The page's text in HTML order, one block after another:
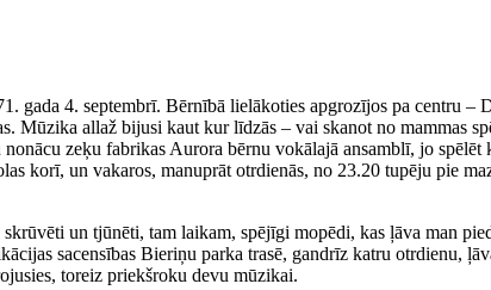
gada 4. septembrī. Bērnībā lielākoties apgrozījos pa centru
Mūzika allaž bijusi kaut kur līdzās – vai skanot no mammas
zeķu fabrikas Aurora bērnu vokālajā ansamblī, jo
korī, un vakaros, manuprāt otrdienās, no 23.20 tupēju pie
un tjūnēti, tam laikam, spējīgi mopēdi, kas ļāva man
sacensības Bieriņu parka trasē, gandrīz katru otrdienu,
toreiz priekšroku devu mūzikai.